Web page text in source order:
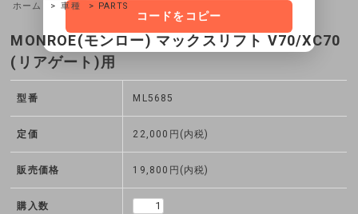
ホーム > 車種 > PARTS
MONROE(モンロー) マックスリフト V70/XC70
(リアゲート)用
型番 ML5685
定価 22,000円(内税)
販売価格 19,800円(内税)
購入数
コードをコピー